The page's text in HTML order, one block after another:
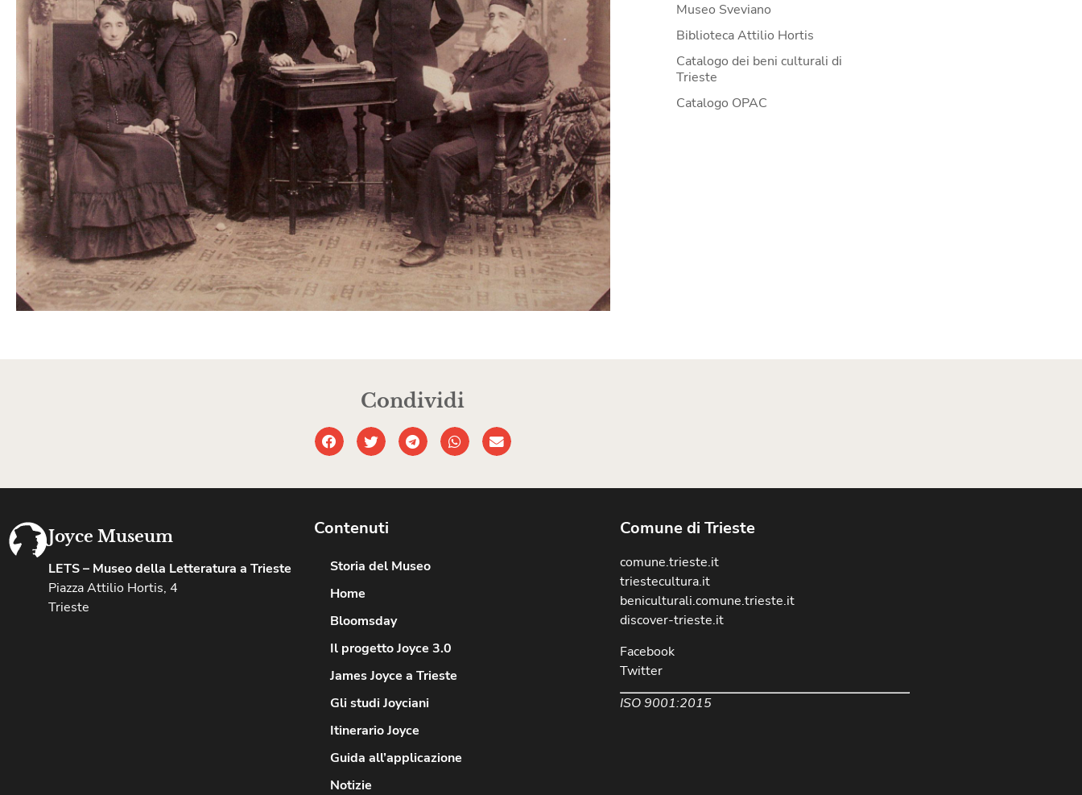
Museo Sveviano
Biblioteca Attilio Hortis
Catalogo dei beni culturali di
Trieste
Catalogo OPAC
Condividi
Joyce Museum
LETS – Museo della Letteratura a Trieste
Piazza Attilio Hortis, 4
Trieste
Contenuti
Storia del Museo
Home
Bloomsday
Il progetto Joyce 3.0
James Joyce a Trieste
Gli studi Joyciani
Itinerario Joyce
Guida all’applicazione
Notizie
Comune di Trieste
comune.trieste.it
triestecultura.it
beniculturali.comune.trieste.it
discover-trieste.it
Facebook
Twitter
ISO 9001:2015